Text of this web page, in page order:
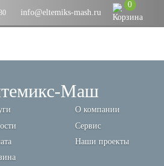
info@eltemiks-mash.ru
0
О компании
Сервис
Наши проекты